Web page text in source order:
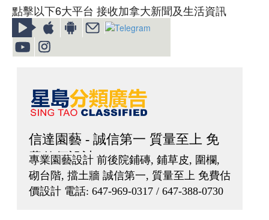
點擊以下6大平台 接收加拿大新聞及生活資訊